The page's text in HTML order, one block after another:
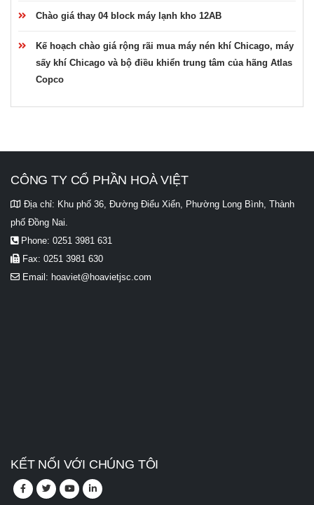
Chào giá thay 04 block máy lạnh kho 12AB
Kế hoạch chào giá rộng rãi mua máy nén khí Chicago, máy
sấy khí Chicago và bộ điều khiển trung tâm của hãng Atlas
Copco
CÔNG TY CỔ PHẦN HOÀ VIỆT
Địa chỉ: Khu phố 36, Đường Điểu Xiển, Phường Long Bình, Thành
phố Đồng Nai.
Phone: 0251 3981 631
Fax: 0251 3981 630
Email: hoaviet@hoavietjsc.com
KẾT NỐI VỚI CHÚNG TÔI